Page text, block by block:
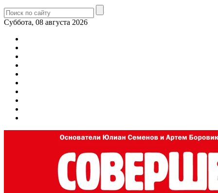
Суббота, 08 августа 2026